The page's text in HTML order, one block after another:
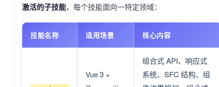
激活的子技能，每个技能面向一特定领域：
技能名称 适用场景 核心内容
Vue 3 +
组合式 API、响应式
系统、SFC 结构、组